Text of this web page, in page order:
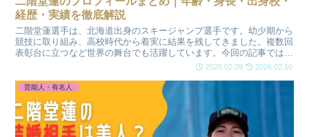
経歴・実績を徹底解説
二階堂蓮選手は、北海道出身のスキージャンプ選手です。幼少期から
競技に取り組み、高校時代から着実に結果を残してきました。複数回
表彰台に立つなど世界の舞台でも活躍しています。今回の記事では、
二階堂蓮選手のプロフィールや経歴、強さの理由から実績・今後の注
2026.02.09 2026.02.10
芸能人・有名人